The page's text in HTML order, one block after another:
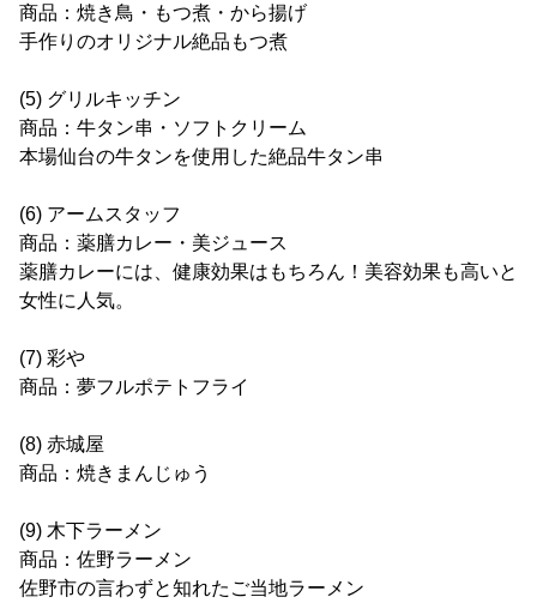
商品：焼き鳥・もつ煮・から揚げ
手作りのオリジナル絶品もつ煮
(5) グリルキッチン
商品：牛タン串・ソフトクリーム
本場仙台の牛タンを使用した絶品牛タン串
(6) アームスタッフ
商品：薬膳カレー・美ジュース
薬膳カレーには、健康効果はもちろん！美容効果も高いと
女性に人気。
(7) 彩や
商品：夢フルポテトフライ
(8) 赤城屋
商品：焼きまんじゅう
(9) 木下ラーメン
商品：佐野ラーメン
佐野市の言わずと知れたご当地ラーメン